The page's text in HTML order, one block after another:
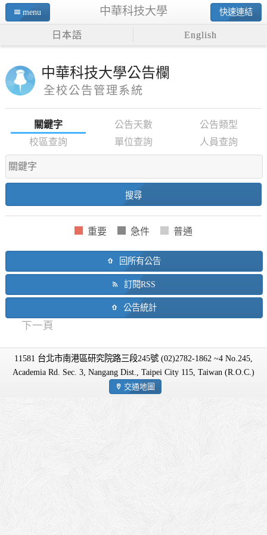
menu 中華科技大學 快速連結
日本語 English
中華科技大學公告欄
全校公告管理系統
關鍵字 公告天數
公告類型
校區查詢
單位查詢 人員查詢
回所有公告
訂閱RSS
公告統計
下一頁
11581 台北市南港區研究院路三段245號 (02)2782-1862 ~4 No.245,
Academia Rd. Sec. 3, Nangang Dist., Taipei City 115, Taiwan (R.O.C.)
交通地圖